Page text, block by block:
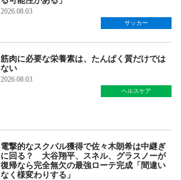
2026.08.03
サッカー
筋肉に必要な栄養素は、たんぱく質だけでは
ない
2026.08.03
ヘルスケア
電撃的なスクバル獲得で佐々木朗希は中継ぎ
に回る？ 大谷翔平、スネル、グラスノーが
復帰なら完全無欠の最強ローテ完成「間違い
なく様変わりする」